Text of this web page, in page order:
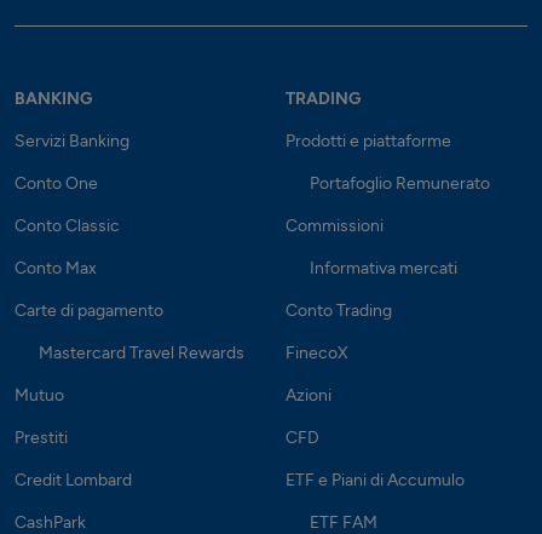
BANKING
Servizi Banking
Conto One
Conto Classic
Conto Max
Carte di pagamento
Mastercard Travel Rewards
Mutuo
Prestiti
Credit Lombard
CashPark
TRADING
Prodotti e piattaforme
Portafoglio Remunerato
Commissioni
Informativa mercati
Conto Trading
FinecoX
Azioni
CFD
ETF e Piani di Accumulo
ETF FAM